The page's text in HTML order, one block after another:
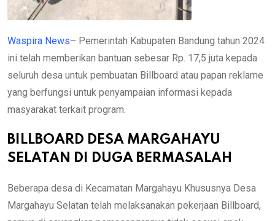
Waspira News– Pemerintah Kabupaten Bandung tahun 2024
ini telah memberikan bantuan sebesar Rp. 17,5 juta kepada
seluruh desa untuk pembuatan Billboard atau papan reklame
yang berfungsi untuk penyampaian informasi kepada
masyarakat terkait program.
BILLBOARD DESA MARGAHAYU
SELATAN DI DUGA BERMASALAH
Beberapa desa di Kecamatan Margahayu Khususnya Desa
Margahayu Selatan telah melaksanakan pekerjaan Billboard,